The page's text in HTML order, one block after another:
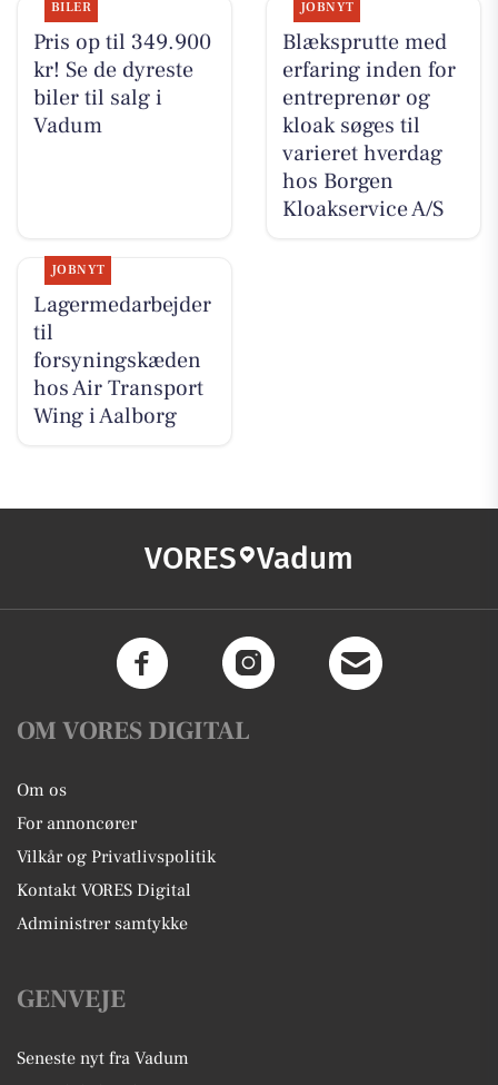
BILER
Pris op til 349.900
kr! Se de dyreste
biler til salg i
Vadum
JOBNYT
Blæksprutte med
erfaring inden for
entreprenør og
kloak søges til
varieret hverdag
hos Borgen
Kloakservice A/S
JOBNYT
Lagermedarbejder
til
forsyningskæden
hos Air Transport
Wing i Aalborg
VORES Vadum
OM VORES DIGITAL
Om os
For annoncører
Vilkår og Privatlivspolitik
Kontakt VORES Digital
Administrer samtykke
GENVEJE
Seneste nyt fra Vadum